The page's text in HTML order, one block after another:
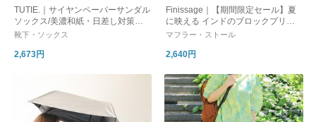
TUTIE.｜サイヤンペーパーサンダル
ソックス/美濃和紙・日差し対策・U
V対策 ・ギフト・日本製
靴下・ソックス
2,673円
Finissage｜【期間限定セール】夏
に映える インドのブロックプリン
トボレロ 巾着付き [ギフト] UVケア
マフラー・ストール
2,640円